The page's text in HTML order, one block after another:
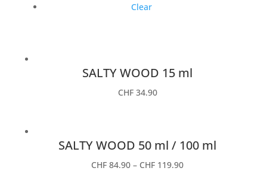
Clear
SALTY WOOD 15 ml
CHF34.90
SALTY WOOD 50 ml / 100 ml
CHF 84.90 – CHF 119.90